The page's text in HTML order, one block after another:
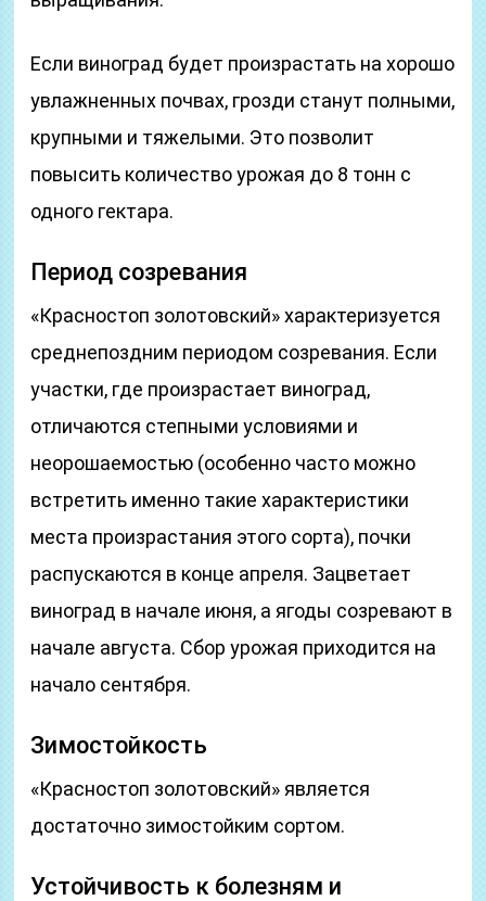
Если виноград будет произрастать на хорошо
увлажненных почвах, грозди станут полными,
крупными и тяжелыми. Это позволит
повысить количество урожая до 8 тонн с
одного гектара.
Период созревания
«Красностоп золотовский» характеризуется
среднепоздним периодом созревания. Если
участки, где произрастает виноград,
отличаются степными условиями и
неорошаемостью (особенно часто можно
встретить именно такие характеристики
места произрастания этого сорта), почки
распускаются в конце апреля. Зацветает
виноград в начале июня, а ягоды созревают в
начале августа. Сбор урожая приходится на
начало сентября.
Зимостойкость
«Красностоп золотовский» является
достаточно зимостойким сортом.
Устойчивость к болезням и